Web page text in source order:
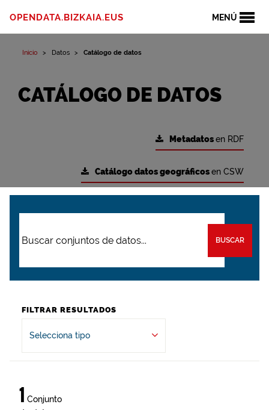
MENÚ
OPENDATA.BIZKAIA.EUS
Inicio Datos Catálogo de datos
CATÁLOGO DE DATOS
Metadatosen RDF
Catálogo datos geográficosen CSW
BUSCAR
FILTRAR RESULTADOS
Selecciona tipo
1 Conjunto